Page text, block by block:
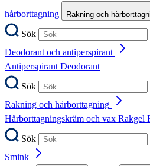
hårborttagning
Rakning och
Sök
Deodorant och antiperspirant
AntiperspirantDeodorant
Sök
Rakning och hårborttagning
Hårborttagningskräm och vax Rakgel
Sök
Smink